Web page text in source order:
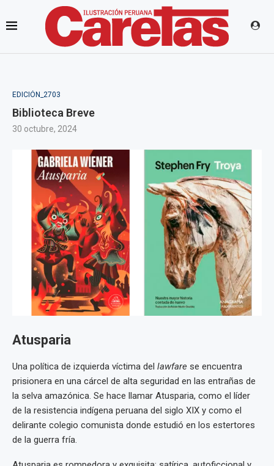
EDICIÓN_2703
Biblioteca Breve
30 octubre, 2024
Atusparia
Una política de izquierda víctima del lawfare se encuentra
prisionera en una cárcel de alta seguridad en las entrañas de
la selva amazónica. Se hace llamar Atusparia, como el líder
de la resistencia indígena peruana del siglo XIX y como el
delirante colegio comunista donde estudió en los estertores
de la guerra fría.